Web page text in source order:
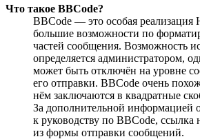
Что такое BBCode?
BBCode — это особая
большие возможности по
частей сообщения. Возможность
определяется администратором,
может быть отключён на уровне
его отправки. BBCode очень
нём заключаются в квадратные
За дополнительной информацией
к руководству по BBCode, ссылка
из формы отправки сообщений.